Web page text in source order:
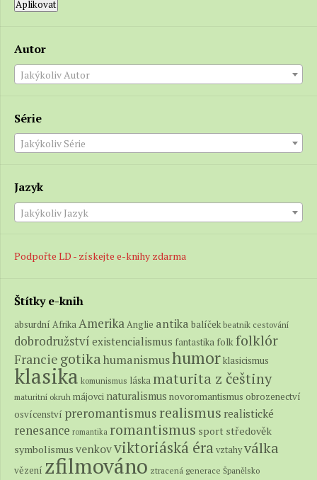
Aplikovat
Autor
Jakýkoliv Autor
Série
Jakýkoliv Série
Jazyk
Jakýkoliv Jazyk
Podpořte LD - získejte e-knihy zdarma
Štítky e-knih
absurdní AfrikaAmerikaAnglie antika balíček beatnik cestování
dobrodružství existencialismus fantastika folkfolklór
Francie gotikahumanismushumorklasicismus
klasika komunismus láskamaturita z češtiny
maturitní okruh májovci naturalismus novoromantismus obrozenectví
osvícenství preromantismus realismus realistické
renesance romantika romantismus sport středověk
symbolismus venkovviktoriáská éravztahyválka
vězení zfilmováno ztracená generace Španělsko